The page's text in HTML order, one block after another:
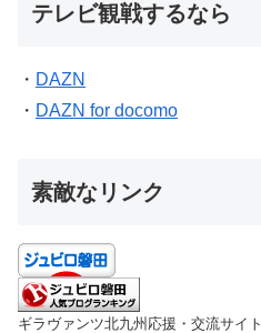
テレビ観戦するなら
・ DAZN
・ DAZN for docomo
素敵なリンク
ギラヴァンツ北九州応援・交流サイト